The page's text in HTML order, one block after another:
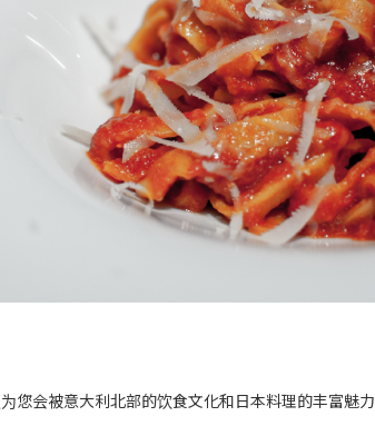
您会被意大利北部的饮食文化和日本料理的丰富魅